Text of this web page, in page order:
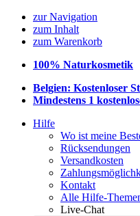
zur Navigation
zum Inhalt
zum Warenkorb
100% Naturkosmetik
Belgien: Kostenloser
Mindestens 1
Hilfe
Wo ist meine
Rücksendungen
Versandkosten
Kontakt
Alle Hilfe-
Live-Chat